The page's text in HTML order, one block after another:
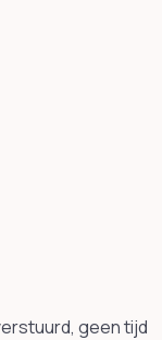
geen tijd